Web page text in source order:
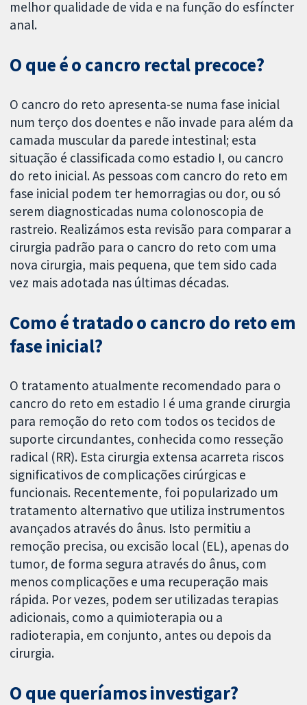
melhor qualidade de vida e na função do esfíncter
anal.
O que é o cancro rectal precoce?
O cancro do reto apresenta-se numa fase inicial
num terço dos doentes e não invade para além da
camada muscular da parede intestinal; esta
situação é classificada como estadio I, ou cancro
do reto inicial. As pessoas com cancro do reto em
fase inicial podem ter hemorragias ou dor, ou só
serem diagnosticadas numa colonoscopia de
rastreio. Realizámos esta revisão para comparar a
cirurgia padrão para o cancro do reto com uma
nova cirurgia, mais pequena, que tem sido cada
vez mais adotada nas últimas décadas.
Como é tratado o cancro do reto em
fase inicial?
O tratamento atualmente recomendado para o
cancro do reto em estadio I é uma grande cirurgia
para remoção do reto com todos os tecidos de
suporte circundantes, conhecida como resseção
radical (RR). Esta cirurgia extensa acarreta riscos
significativos de complicações cirúrgicas e
funcionais. Recentemente, foi popularizado um
tratamento alternativo que utiliza instrumentos
avançados através do ânus. Isto permitiu a
remoção precisa, ou excisão local (EL), apenas do
tumor, de forma segura através do ânus, com
menos complicações e uma recuperação mais
rápida. Por vezes, podem ser utilizadas terapias
adicionais, como a quimioterapia ou a
radioterapia, em conjunto, antes ou depois da
cirurgia.
O que queríamos investigar?